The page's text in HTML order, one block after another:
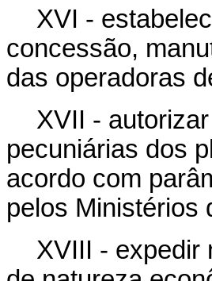
XVI -
concessão,
das operadoras
XVII -
pecuniárias dos
acordo com
pelos Ministérios
XVIII - expedir